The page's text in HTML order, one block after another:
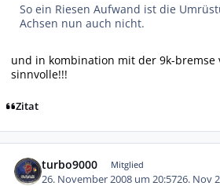
So ein Riesen Aufwand ist die
Achsen nun auch nicht.
und in kombination mit der 9k-bremse
sinnvolle!!!
Zitat
turbo9000 Mitglied
26. November 2008 um 20:5726. Nov